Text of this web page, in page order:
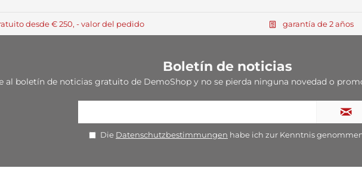
desde € 250, - valor del pedido garantía de 2 años
Boletín de noticias
al boletín de noticias gratuito de DemoShop y no se pierda ninguna novedad o
Die Datenschutzbestimmungen habe ich zur Kenntnis